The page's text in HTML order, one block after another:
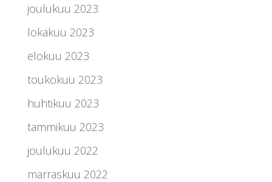
joulukuu 2023
lokakuu 2023
elokuu 2023
toukokuu 2023
huhtikuu 2023
tammikuu 2023
joulukuu 2022
marraskuu 2022